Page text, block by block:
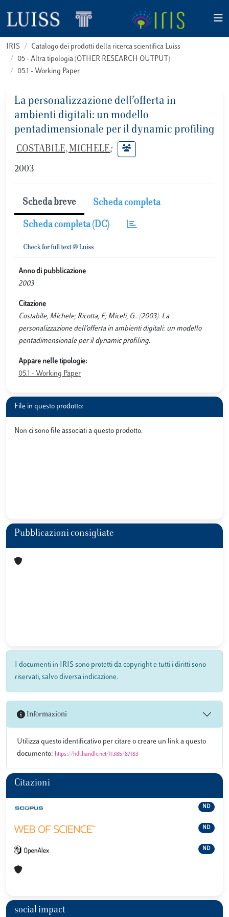
IRIS
Catalogo dei prodotti della ricerca scientifica Luiss
05 - Altra tipologia (OTHER RESEARCH OUTPUT)
05.1 - Working Paper
La personalizzazione dell’offerta in
ambienti digitali: un modello
pentadimensionale per il dynamic profiling
COSTABILE, MICHELE;
2003
Scheda breve Scheda completa
Scheda completa (DC)
Anno di pubblicazione
2003
Citazione
Costabile, Michele; Ricotta, F; Miceli, G.. (2003). La
personalizzazione dell’offerta in ambienti digitali: un modello
pentadimensionale per il dynamic profiling.
Appare nelle tipologie:
05.1 - Working Paper
File in questo prodotto:
Non ci sono file associati a questo prodotto.
Pubblicazioni consigliate
I documenti in IRIS sono protetti da copyright e tutti i diritti sono
riservati, salvo diversa indicazione.
Informazioni
Utilizza questo identificativo per citare o creare un link a questo
documento: https://hdl.handle.net/11385/87183
Citazioni
ND
ND
ND
social impact